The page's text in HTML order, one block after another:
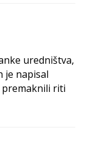
uredništva,
je napisal
premaknili riti